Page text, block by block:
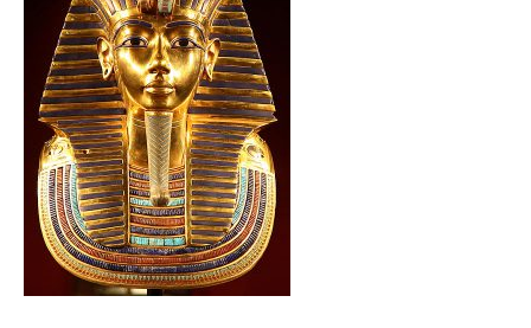
un craniu de
dinozaur Mongoliei
Mulţi soldaţi
canadieni sunt
stresaţi psihologic
Timna Park şi
Minele regelui